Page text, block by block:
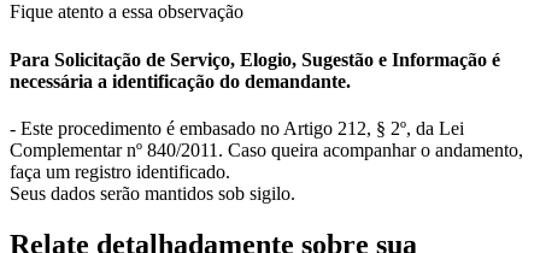
Fique atento a essa observação
Para Solicitação de Serviço, Elogio, Sugestão e Informação é
necessária a identificação do demandante.
- Este procedimento é embasado no Artigo 212, § 2º, da Lei
Complementar nº 840/2011. Caso queira acompanhar o andamento,
faça um registro identificado.
Seus dados serão mantidos sob sigilo.
Relate detalhadamente sobre sua